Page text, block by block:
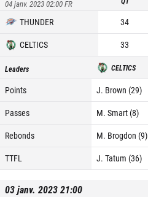
04 janv. 2023 02:00FR
THUNDER 34
CELTICS
33
Leaders CELTICS
Points J. Brown (29)
Passes
M. Smart (8)
Rebonds
M. Brogdon (9)
TTFL
J. Tatum (36)
03 janv. 2023 21:00